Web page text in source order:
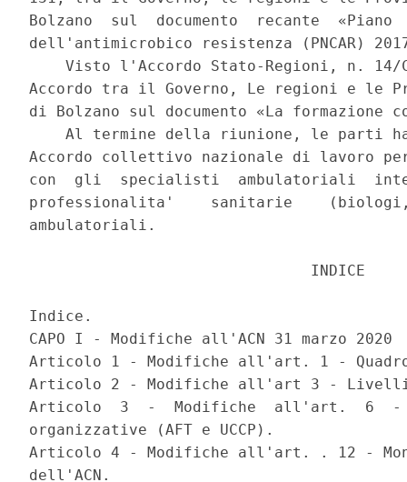
Bolzano  sul  documento  recante
dell'antimicrobico resistenza (PNCAR)
Visto l'Accordo Stato-Regioni, n.
Accordo tra il Governo, Le regioni e le
di Bolzano sul documento «La
Al termine della riunione, le parti
Accordo collettivo nazionale di lavoro
con  gli  specialisti  ambulatoriali
professionalita'    sanitarie
ambulatoriali.
                               INDICE
Indice.
CAPO I - Modifiche all'ACN 31 marzo 2020
Articolo 1 - Modifiche all'art. 1 -
Articolo 2 - Modifiche all'art 3 -
Articolo  3  -  Modifiche  all'art.  6  -
organizzative (AFT e UCCP).
Articolo 4 - Modifiche all'art. . 12 -
dell'ACN.